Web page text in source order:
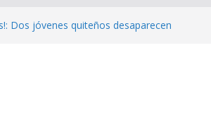
Hospital de Calderón desmiente
aprehendidos tras intento de